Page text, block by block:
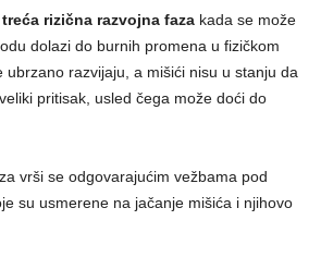
rizična razvojna faza kada se može
dolazi do burnih promena u fizičkom
ubrzano razvijaju, a mišići nisu u stanju da
pritisak, usled čega može doći do
vrši se odgovarajućim vežbama pod
su usmerene na jačanje mišića i njihovo